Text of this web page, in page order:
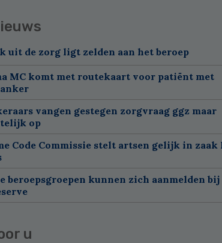
uit de zorg ligt zelden aan het beroep
MC komt met routekaart voor patiënt met
vangen gestegen zorgvraag ggz maar
op
Code Commissie stelt artsen gelijk in
beroepsgroepen kunnen zich aanmelden
u